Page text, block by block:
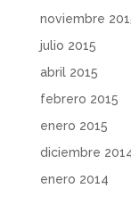
noviembre
julio 2015
abril 2015
febrero 2015
enero 2015
diciembre
enero 2014